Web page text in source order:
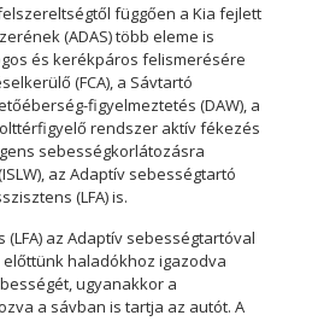
függően a Kia fejlett
(ADAS) több eleme is
és kerékpáros felismerésére
(FCA), a Sávtartó
figyelmeztetés (DAW), a
rendszer aktív fékezés
sebességkorlátozásra
az Adaptív sebességtartó
(LFA) is.
az Adaptív sebességtartóval
előttünk haladókhoz igazodva
ugyanakkor a
a sávban is tartja az autót. A